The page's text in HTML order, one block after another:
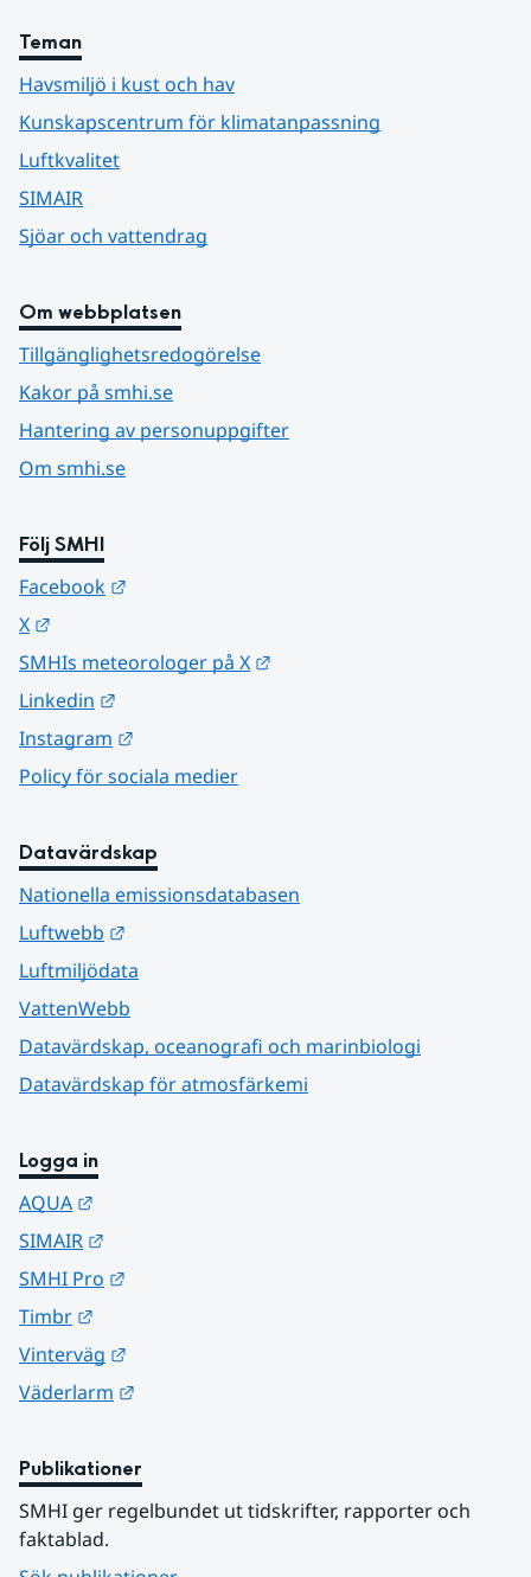
Teman
Havsmiljö i kust och hav
Kunskapscentrum för klimatanpassning
Luftkvalitet
SIMAIR
Sjöar och vattendrag
Om webbplatsen
Tillgänglighetsredogörelse
Kakor på smhi.se
Hantering av personuppgifter
Om smhi.se
Följ SMHI
Facebook
X
SMHIs meteorologer på X
Linkedin
Instagram
Policy för sociala medier
Datavärdskap
Nationella emissionsdatabasen
Luftwebb
Luftmiljödata
VattenWebb
Datavärdskap, oceanografi och marinbiologi
Datavärdskap för atmosfärkemi
Logga in
AQUA
SIMAIR
SMHI Pro
Timbr
Vinterväg
Väderlarm
Publikationer
SMHI ger regelbundet ut tidskrifter, rapporter och
faktablad.